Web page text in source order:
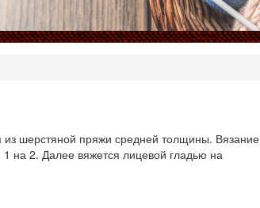
шерстяной пряжи средней толщины. Вязание
1 на 2. Далее вяжется лицевой гладью на